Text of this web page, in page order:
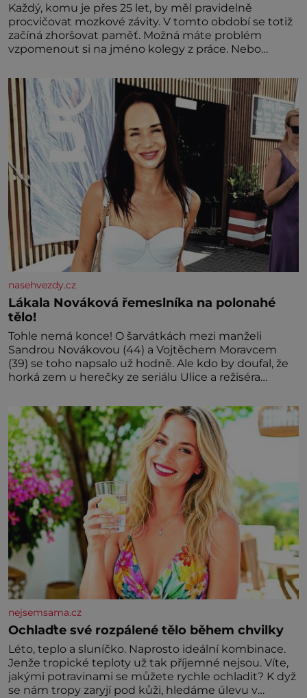
Každý, komu je přes 25 let, by měl pravidelně
procvičovat mozkové závity. V tomto období se totiž
začíná zhoršovat paměť. Možná máte problém
vzpomenout si na jméno kolegy z práce. Nebo
nedávno přečetli. Je to opravdu tak, s věkem jako
kdyby se paměť rozhodla stávkovat. Cvičte
nasehvezdy.cz
Lákala Nováková řemeslníka na polonahé
tělo!
Tohle nemá konce! O šarvátkách mezi manželi
Sandrou Novákovou (44) a Vojtěchem Moravcem
(39) se toho napsalo už hodně. Ale kdo by doufal, že
horká zem u herečky ze seriálu Ulice a režiséra
nejsemsama.cz
Ochlaďte své rozpálené tělo během chvilky
Léto, teplo a sluníčko. Naprosto ideální kombinace.
Jenže tropické teploty už tak příjemné nejsou. Víte,
jakými potravinami se můžete rychle ochladit? K dyž
se nám tropy zaryjí pod kůži, hledáme úlevu v